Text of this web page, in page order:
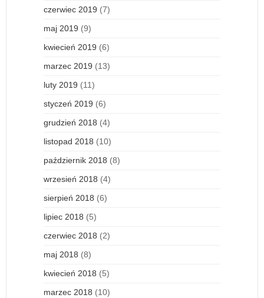
czerwiec 2019 (7)
maj 2019 (9)
kwiecień 2019 (6)
marzec 2019 (13)
luty 2019 (11)
styczeń 2019 (6)
grudzień 2018 (4)
listopad 2018 (10)
październik 2018 (8)
wrzesień 2018 (4)
sierpień 2018 (6)
lipiec 2018 (5)
czerwiec 2018 (2)
maj 2018 (8)
kwiecień 2018 (5)
marzec 2018 (10)